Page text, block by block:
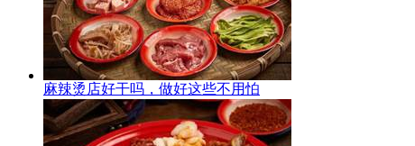
麻辣烫店好干吗，做好这些不用怕